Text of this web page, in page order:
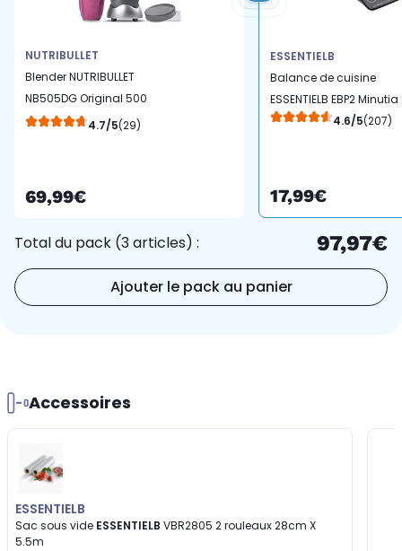
NUTRIBULLET
Blender NUTRIBULLET
NB505DG Original 500
gris 2 accessoires
4.7/5(29)
69,99€
ESSENTIELB
Balance de cuisine
ESSENTIELB EBP2 Minutia
4.6/5(207)
17,99€
Total du pack (3 articles) : 97,97€
Ajouter le pack au panier
Accessoires
ESSENTIELB
Sac sous vide ESSENTIELB
5.5m